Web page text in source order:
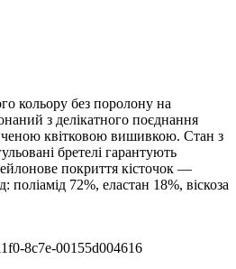
кольору без поролону на
з делікатного поєднання
квітковою вишивкою. Стан з
бретелі гарантують
покриття кісточок —
72%, еластан 18%, віскоза
8c7e-00155d004616